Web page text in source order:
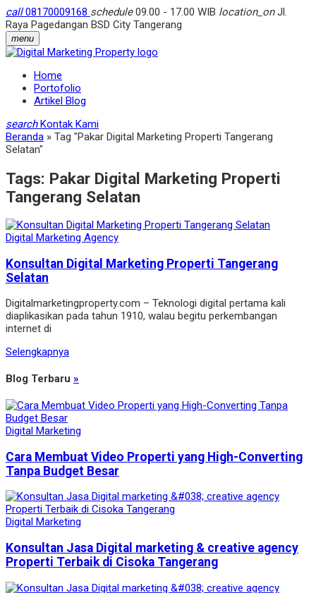
call08170009168 schedule09.00 - 17.00 WIB location_onJl.
Raya Pagedangan BSD City Tangerang
menu
Home
Portofolio
Artikel Blog
search Kontak Kami
Beranda » Tag "Pakar Digital Marketing Properti Tangerang
Selatan"
Tags: Pakar Digital Marketing Properti
Tangerang Selatan
Digital Marketing Agency
Konsultan Digital Marketing Properti Tangerang
Selatan
Digitalmarketingproperty.com – Teknologi digital pertama kali
diaplikasikan pada tahun 1910, walau begitu perkembangan
internet di
Selengkapnya
Blog Terbaru »
Digital Marketing
Cara Membuat Video Properti yang High-Converting
Tanpa Budget Besar
Digital Marketing
Konsultan Jasa Digital marketing & creative agency
Properti Terbaik di Cisoka Tangerang